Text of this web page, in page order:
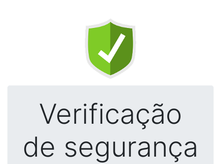
Verificação
de segurança